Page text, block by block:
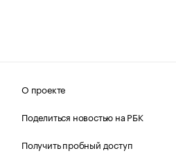
О проекте
Поделиться новостью на РБК
Получить пробный доступ